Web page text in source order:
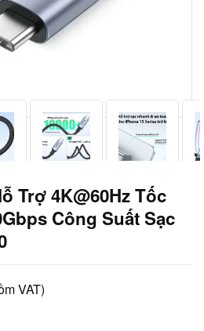
Trợ 4K@60Hz Tốc
Công Suất Sạc
VAT)